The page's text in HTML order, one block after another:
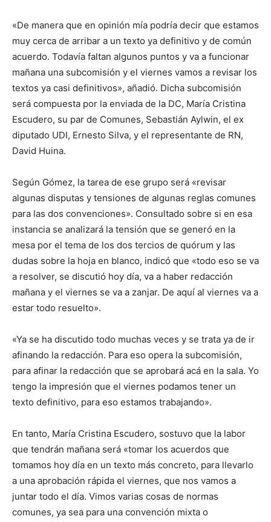
«De manera que en opinión mía podría decir que estamos
muy cerca de arribar a un texto ya definitivo y de común
acuerdo. Todavía faltan algunos puntos y va a funcionar
mañana una subcomisión y el viernes vamos a revisar los
textos ya casi definitivos», añadió. Dicha subcomisión
será compuesta por la enviada de la DC, María Cristina
Escudero, su par de Comunes, Sebastián Aylwin, el ex
diputado UDI, Ernesto Silva, y el representante de RN,
David Huina.
Según Gómez, la tarea de ese grupo será «revisar
algunas disputas y tensiones de algunas reglas comunes
para las dos convenciones». Consultado sobre si en esa
instancia se analizará la tensión que se generó en la
mesa por el tema de los dos tercios de quórum y las
dudas sobre la hoja en blanco, indicó que «todo eso se va
a resolver, se discutió hoy día, va a haber redacción
mañana y el viernes se va a zanjar. De aquí al viernes va a
estar todo resuelto».
«Ya se ha discutido todo muchas veces y se trata ya de ir
afinando la redacción. Para eso opera la subcomisión,
para afinar la redacción que se aprobará acá en la sala. Yo
tengo la impresión que el viernes podamos tener un
texto definitivo, para eso estamos trabajando».
En tanto, María Cristina Escudero, sostuvo que la labor
que tendrán mañana será «tomar los acuerdos que
tomamos hoy día en un texto más concreto, para llevarlo
a una aprobación rápida el viernes, que nos vamos a
juntar todo el día. Vimos varias cosas de normas
comunes, ya sea para una convención mixta o